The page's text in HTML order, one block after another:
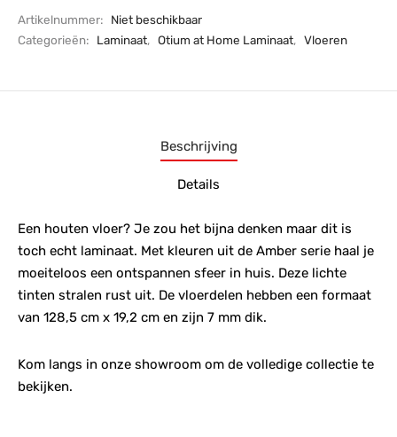
Artikelnummer:
Niet beschikbaar
Categorieën:
Laminaat, Otium at Home Laminaat, Vloeren
Beschrijving
Details
Een houten vloer? Je zou het bijna denken maar dit is
toch echt laminaat. Met kleuren uit de Amber serie haal je
moeiteloos een ontspannen sfeer in huis. Deze lichte
tinten stralen rust uit. De vloerdelen hebben een formaat
van 128,5 cm x 19,2 cm en zijn 7 mm dik.
Kom langs in onze showroom om de volledige collectie te
bekijken.